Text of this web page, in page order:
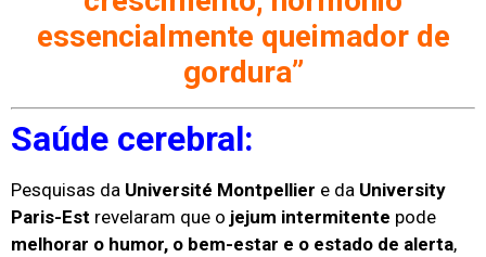
essencialmente queimador de
gordura”
Saúde cerebral:
Pesquisas da Université Montpellier e da University
Paris-Est revelaram que o jejum intermitente pode
melhorar o humor, o bem-estar e o estado de alerta,